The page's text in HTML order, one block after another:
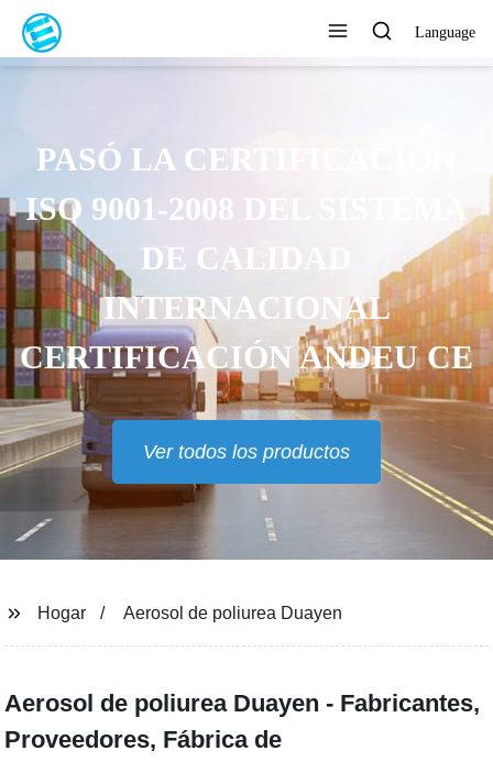
Language
PASÓ LA CERTIFICACIÓN
ISO 9001-2008 DEL SISTEMA
DE CALIDAD
INTERNACIONAL
CERTIFICACIÓN ANDEU CE
Ver todos los productos
Hogar Aerosol de poliurea Duayen
Aerosol de poliurea Duayen - Fabricantes,
Proveedores, Fábrica de